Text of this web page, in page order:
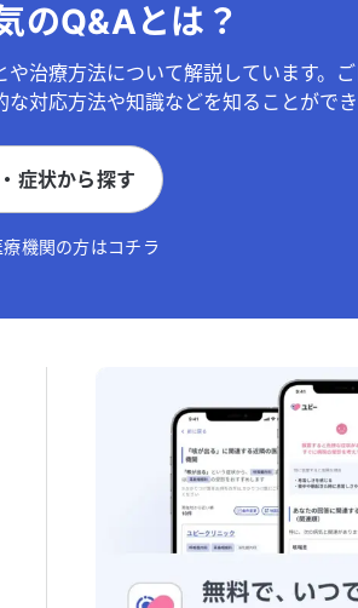
のQ&Aとは？
治療方法について解説しています。
対応方法や知識などを知ることができ
症状から探す
機関の方はコチラ